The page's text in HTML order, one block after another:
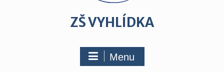
ZŠ VYHLÍDKA
Menu